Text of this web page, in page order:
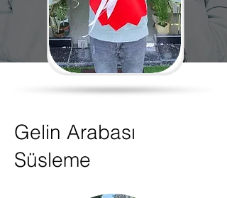
Gelin Arabası
Süsleme